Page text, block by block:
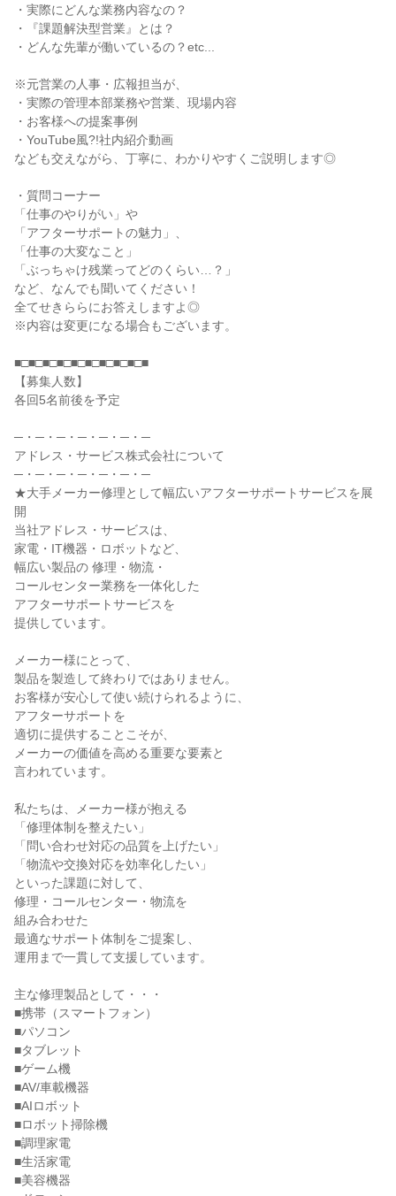
・実際にどんな業務内容なの？
・『課題解決型営業』とは？
・どんな先輩が働いているの？etc...
※元営業の人事・広報担当が、
・実際の管理本部業務や営業、現場内容
・お客様への提案事例
・YouTube風?!社内紹介動画
なども交えながら、丁寧に、わかりやすくご説明します◎
・質問コーナー
「仕事のやりがい」や
「アフターサポートの魅力」、
「仕事の大変なこと」
「ぶっちゃけ残業ってどのくらい…？」
など、なんでも聞いてください！
全てせきららにお答えしますよ◎
※内容は変更になる場合もございます。
■□■□■□■□■□■□■□■□■□■
【募集人数】
各回5名前後を予定
─・─・─・─・─・─・─
アドレス・サービス株式会社について
─・─・─・─・─・─・─
★大手メーカー修理として幅広いアフターサポートサービスを展
開
当社アドレス・サービスは、
家電・IT機器・ロボットなど、
幅広い製品の 修理・物流・
コールセンター業務を一体化した
アフターサポートサービスを
提供しています。
メーカー様にとって、
製品を製造して終わりではありません。
お客様が安心して使い続けられるように、
アフターサポートを
適切に提供することこそが、
メーカーの価値を高める重要な要素と
言われています。
私たちは、メーカー様が抱える
「修理体制を整えたい」
「問い合わせ対応の品質を上げたい」
「物流や交換対応を効率化したい」
といった課題に対して、
修理・コールセンター・物流を
組み合わせた
最適なサポート体制をご提案し、
運用まで一貫して支援しています。
主な修理製品として・・・
■携帯（スマートフォン）
■パソコン
■タブレット
■ゲーム機
■AV/車載機器
■AIロボット
■ロボット掃除機
■調理家電
■生活家電
■美容機器